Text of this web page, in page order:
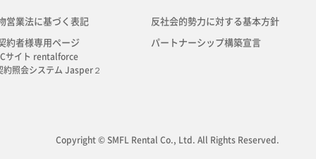
営業法に基づく表記
約者様専用ページ
サイト rentalforce
約照会システム Jasper２
反社会的勢力に対する基本方針
パートナーシップ構築宣言
Copyright © SMFL Rental Co., Ltd. All Rights Reserved.